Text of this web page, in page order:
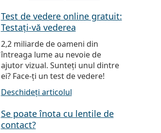
Test de vedere online gratuit:
Testați-vă vederea
2,2 miliarde de oameni din
întreaga lume au nevoie de
ajutor vizual. Sunteți unul dintre
ei? Face-ți un test de vedere!
Deschideți articolul
Se poate înota cu lentile de
contact?